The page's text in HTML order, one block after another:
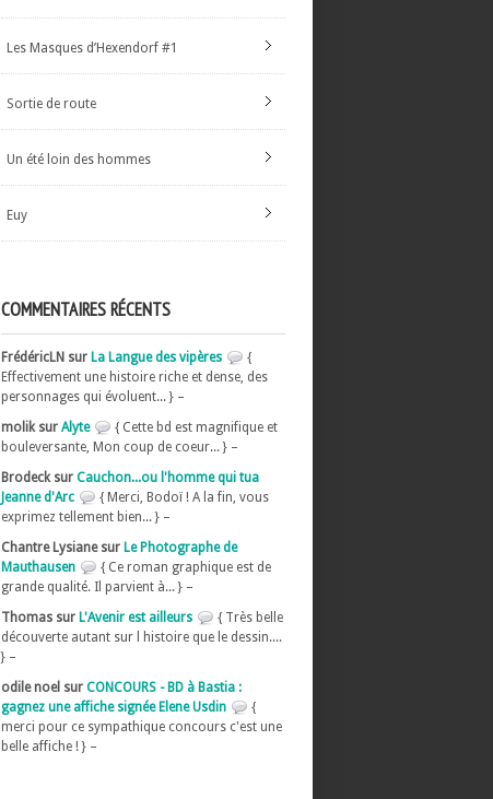
Les Masques d’Hexendorf #1
Sortie de route
Un été loin des hommes
Euy
COMMENTAIRES RÉCENTS
FrédéricLN sur La Langue des vipères
{
Effectivement une histoire riche et dense, des
personnages qui évoluent... } –
molik sur Alyte
{ Cette bd est magnifique et
bouleversante, Mon coup de coeur... } –
Brodeck sur Cauchon...ou l'homme qui tua
Jeanne d'Arc
{ Merci, Bodoï ! A la fin, vous
exprimez tellement bien... } –
Chantre Lysiane sur Le Photographe de
Mauthausen
{ Ce roman graphique est de
grande qualité. Il parvient à... } –
Thomas sur L'Avenir est ailleurs
{ Très belle
découverte autant sur l histoire que le dessin....
} –
odile noel sur CONCOURS - BD à Bastia :
gagnez une affiche signée Elene Usdin
{
merci pour ce sympathique concours c'est une
belle affiche ! } –